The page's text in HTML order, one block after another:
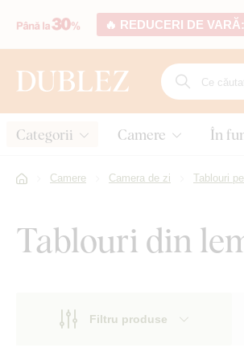
🔥 REDUCERI DE
Categorii Camere În
Camere Camera de zi Tablouri
Tablouri din
Filtru produse
Motiv